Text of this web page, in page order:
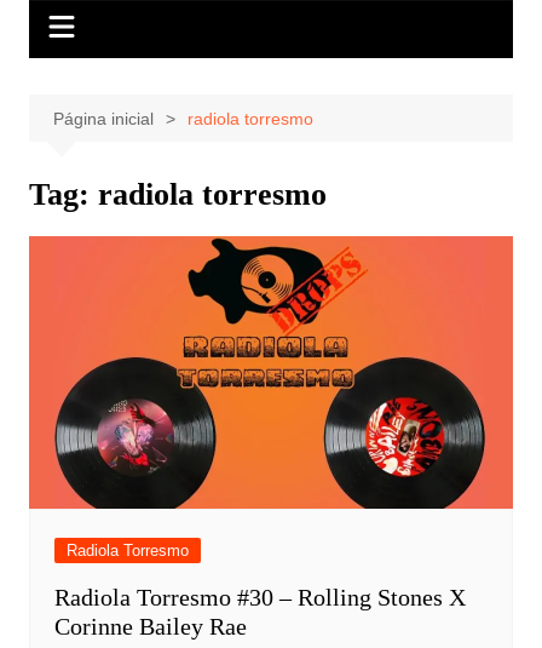
Página inicial radiola torresmo
Tag: radiola torresmo
Radiola Torresmo
Radiola Torresmo #30 – Rolling Stones X
Corinne Bailey Rae